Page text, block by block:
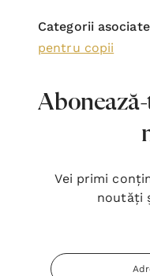
Categorii
pentru copii
Vei primi
noutăți
Adresa